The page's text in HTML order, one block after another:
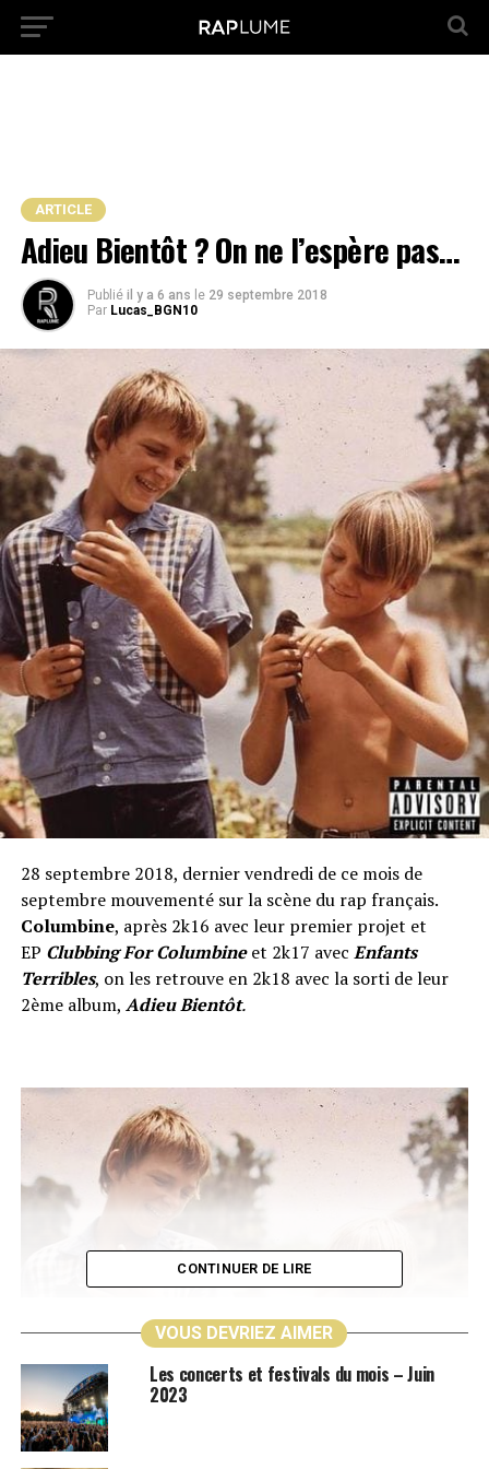
ARTICLE
Adieu Bientôt ? On ne l’espère pas…
Publié il y a 6 ans le 29 septembre 2018
Par Lucas_BGN10
28 septembre 2018, dernier vendredi de ce mois de
septembre mouvementé sur la scène du rap français.
Columbine, après 2k16 avec leur premier projet et
EP Clubbing For Columbine et 2k17 avec Enfants
Terribles, on les retrouve en 2k18 avec la sorti de leur
2ème album, Adieu Bientôt.
CONTINUER DE LIRE
VOUS DEVRIEZ AIMER
Les concerts et festivals du mois – Juin
2023